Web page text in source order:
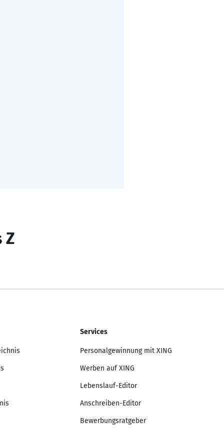
Z
Services
Personalgewinnung mit XING
Werben auf XING
Lebenslauf-Editor
Anschreiben-Editor
Bewerbungsratgeber